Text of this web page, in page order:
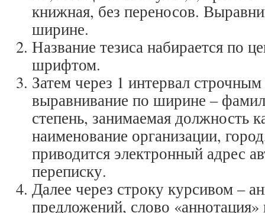
книжная, без переносов.
ширине.
Название тезиса набирается по
шрифтом.
Затем через 1 интервал
выравнивание по ширине –
степень, занимаемая должность
наименование организации,
приводится электронный адрес
переписку.
Далее через строку курсивом –
предложений, слово